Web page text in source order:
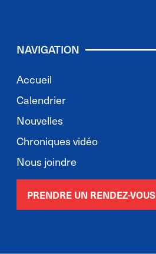
NAVIGATION
Accueil
Calendrier
Nouvelles
Chroniques vidéo
Nous joindre
PRENDRE UN RENDEZ-VOUS